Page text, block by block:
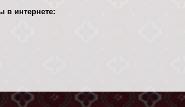
в интернете: